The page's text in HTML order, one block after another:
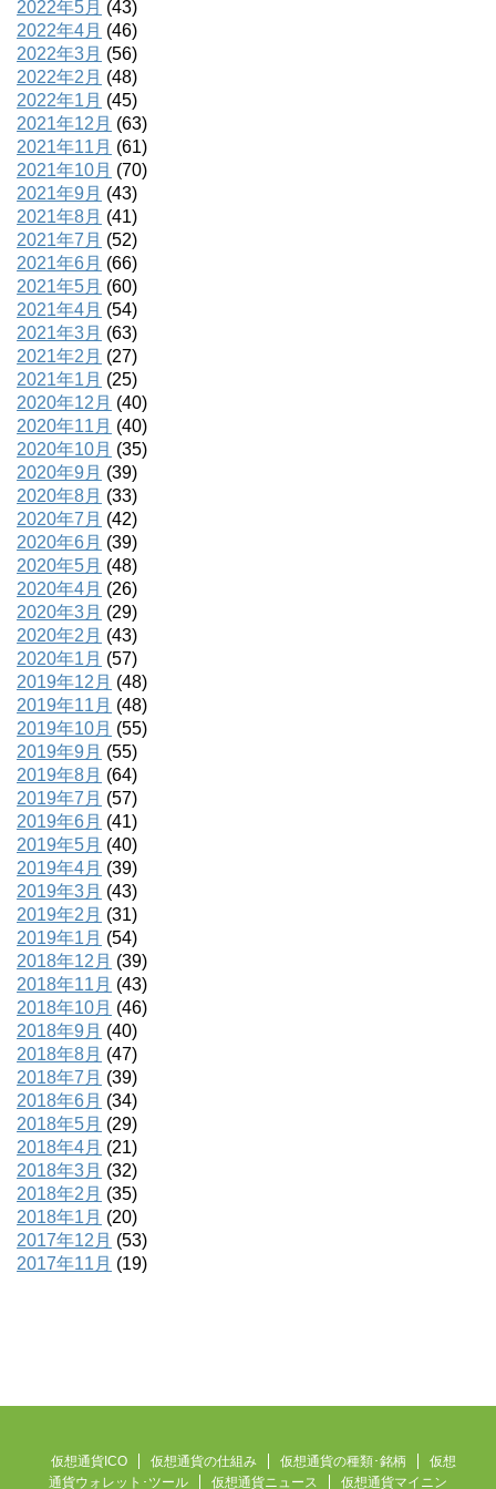
2022年5月 (43)
2022年4月 (46)
2022年3月 (56)
2022年2月 (48)
2022年1月 (45)
2021年12月 (63)
2021年11月 (61)
2021年10月 (70)
2021年9月 (43)
2021年8月 (41)
2021年7月 (52)
2021年6月 (66)
2021年5月 (60)
2021年4月 (54)
2021年3月 (63)
2021年2月 (27)
2021年1月 (25)
2020年12月 (40)
2020年11月 (40)
2020年10月 (35)
2020年9月 (39)
2020年8月 (33)
2020年7月 (42)
2020年6月 (39)
2020年5月 (48)
2020年4月 (26)
2020年3月 (29)
2020年2月 (43)
2020年1月 (57)
2019年12月 (48)
2019年11月 (48)
2019年10月 (55)
2019年9月 (55)
2019年8月 (64)
2019年7月 (57)
2019年6月 (41)
2019年5月 (40)
2019年4月 (39)
2019年3月 (43)
2019年2月 (31)
2019年1月 (54)
2018年12月 (39)
2018年11月 (43)
2018年10月 (46)
2018年9月 (40)
2018年8月 (47)
2018年7月 (39)
2018年6月 (34)
2018年5月 (29)
2018年4月 (21)
2018年3月 (32)
2018年2月 (35)
2018年1月 (20)
2017年12月 (53)
2017年11月 (19)
仮想通貨ICO 仮想通貨の仕組み 仮想通貨の種類･銘柄
仮想
通貨ウォレット･ツール
仮想通貨ニュース 仮想通貨マイニン